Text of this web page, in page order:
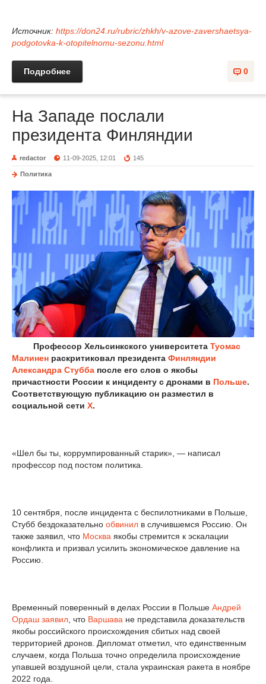
Источник: https://don24.ru/rubric/zhkh/v-azove-zavershaetsya-
podgotovka-k-otopitelnomu-sezonu.html
0
Подробнее
На Западе послали
президента Финляндии
redactor 11-09-2025, 12:01 145
Политика
Профессор Хельсинкского университета Туомас
Малинен раскритиковал президента Финляндии
Александра Стубба после его слов о якобы
причастности России к инциденту с дронами в Польше.
Соответствующую публикацию он разместил в
социальной сети X.
«Шел бы ты, коррумпированный старик», — написал
профессор под постом политика.
10 сентября, после инцидента с беспилотниками в Польше,
Стубб бездоказательно обвинил в случившемся Россию. Он
также заявил, что Москва якобы стремится к эскалации
конфликта и призвал усилить экономическое давление на
Россию.
Временный поверенный в делах России в Польше Андрей
Ордаш заявил , что Варшава не представила доказательств
якобы российского происхождения сбитых над своей
территорией дронов. Дипломат отметил, что единственным
случаем, когда Польша точно определила происхождение
упавшей воздушной цели, стала украинская ракета в ноябре
2022 года.